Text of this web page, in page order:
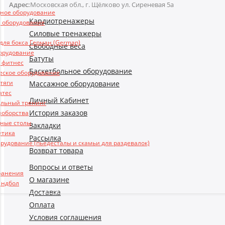
оборудование
бокса Герман (German)
фитнес
оборудование
тренинг
столы
(пьедесталы и скамьи для раздевалок)
Адрес:Московская обл., г. Щёлково ул. Сиреневая 5а
Кардиотренажеры
Силовые тренажеры
Свободные веса
Батуты
Баскетбольное оборудование
Массажное оборудование
Личный Кабинет
История заказов
Закладки
Рассылка
Возврат товара
Вопросы и ответы
О магазине
Доставка
Оплата
Условия соглашения